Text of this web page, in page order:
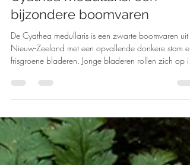
3 jul 2025 2 minuten om te lezen
Cyathea medullaris: een
bijzondere boomvaren
De Cyathea medullaris is een zwarte boomvaren uit
Nieuw-Zeeland met een opvallende donkere stam en
een spiraal, het Māori-symbool ‘koru’. Deze varen
houdt van vocht, lichte schaduw en een luchtige
bodem.